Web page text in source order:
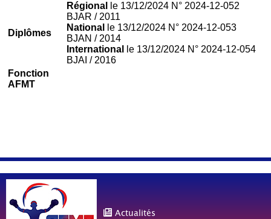
Diplômes
Régional
le 13/12/2024 N° 2024-12-052
BJAR / 2011
National
le 13/12/2024 N° 2024-12-053
BJAN / 2014
International
le 13/12/2024 N° 2024-12-054
BJAI / 2016
Fonction
AFMT
Actualités